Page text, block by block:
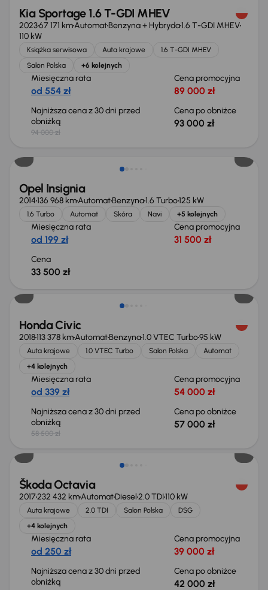
Kia Sportage 1.6 T-GDI MHEV
202367 171 kmAutomatBenzyna + Hybryda1.6 T-GDI MHEV
110 kW
Książka serwisowa Auta krajowe
1.6 T-GDI MHEV
Salon Polska
+6 kolejnych
Miesięczna rata
od 554 zł
Cena promocyjna
89 000 zł
Najniższa cena z 30 dni przed
obniżką
94 000 zł
Cena po obniżce
93 000 zł
Opel Insignia
2014136 968 kmAutomatBenzyna1.6 Turbo125 kW
1.6 Turbo Automat Skóra Navi +5 kolejnych
Miesięczna rata
od 199 zł
Cena promocyjna
31 500 zł
Cena
33 500 zł
Taniej o 1 500 zł
Honda Civic
2018113 378 kmAutomatBenzyna1.0 VTEC Turbo95 kW
Auta krajowe 1.0 VTEC Turbo Salon Polska
Automat
+4 kolejnych
Miesięczna rata
od 339 zł
Cena promocyjna
54 000 zł
Najniższa cena z 30 dni przed
obniżką
58 500 zł
Cena po obniżce
57 000 zł
Taniej o 2 500 zł
Škoda Octavia
2017232 432 kmAutomatDiesel2.0 TDI110 kW
Auta krajowe 2.0 TDI Salon Polska
DSG
+4 kolejnych
Miesięczna rata
od 250 zł
Cena promocyjna
39 000 zł
Najniższa cena z 30 dni przed
obniżką
Cena po obniżce
42 000 zł